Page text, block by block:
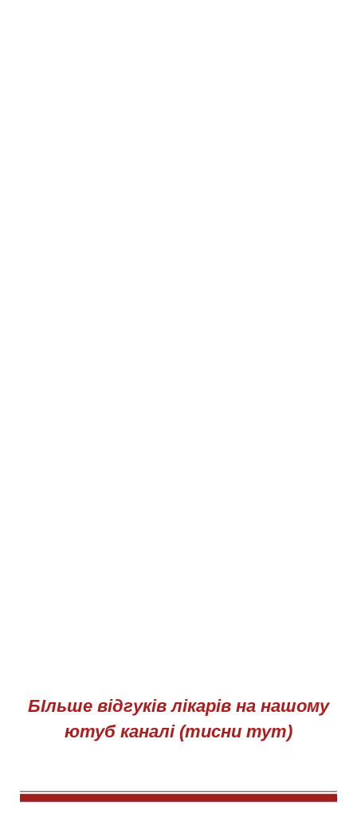
БІльше відгуків лікарів на нашому
ютуб каналі (тисни тут)